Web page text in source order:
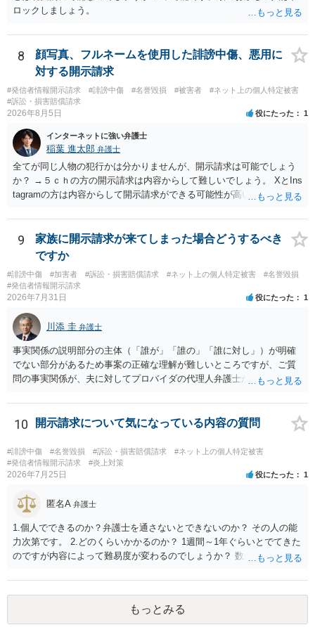
ロックしましょう。
8
顔写真、フルネームを使用した誹謗中傷、悪用に
対する開示請求
#発信者情報開示請求 #誹謗中傷 #名誉毀損 #被害者
#ネット上の個人特定被害
#訴訟・損害賠償請求
2026年8月5日 役にたった 1
インターネットに強い弁護士
稲葉 進太郎 弁護士
全てが同じ人物の犯行かは分かりませんが、開示請求は可能でしょう
か？ →５ｃｈの方の開示請求は内容からして難しいでしょう。 XとIns
tagramの方は内容からして開示請求ができる可能性が高いでしょう。
いでしょう。７月中にアカウントが削除されている場合、今から進め
ても失敗する可能性が高いように思われます。 相手を特定できた場
合、相手に全ての弁護士費用を負担させることは可能でしょうか？ →
訴訟外の交渉で相手方が認めれば負担させることができるでしょう。
訴訟で判決となった場合は、実際の弁護士費用が認められる場合と認
められない場合があり何ともいえないところでしょう。
9
家族に開示請求が来てしまった場合どうするべき
ですか
#誹謗中傷 #加害者 #訴訟・損害賠償請求 #ネット上の個人特定被害
#名誉毀損
#発信者情報開示請求
2026年7月31日 役にたった 1
川添 圭 弁護士
事実関係の説明部分の主体（「誰が」「誰の」「誰に対し」）が明確
でない部分があるため事案の正確な理解が難しいところですが、ご質
問の事実関係が、夫に対してプロバイダの代理人弁護士から発信者情
情報として夫の氏名と住所が開示され、開示請求者（の代理人弁護
士）が、夫に対して内容証明郵便を送ったり訴訟の提起がなされたり
る女性？）の代理人弁護士へ、実は投稿者があなたであるという内容
とともに、あなたから連絡することもあり得ます。 夫がクレーム電話
を入れた「相手方の法律事務所」というのがプロバイダの代理人の事
ですが、もし前者であれば、書類の再送要請にはあまり意味はなく、
要が出てきます。 あなたと夫との夫婦関係の状況（別居中なのか、夫
婦関係は良好なのか、あなたが夫へ嘘をついたのか等）がよくわから
ないところがあり、実際にどのような対応がベターなのかを正確に検
10 開示請求について気になっている内容の質問
#誹謗中傷 #名誉毀損 #訴訟・損害賠償請求
#ネット上の個人特定被害
#発信者情報開示請求
#炎上対策
2026年7月25日 役にたった 1
匿名A 弁護士
1.個人でできるのか？弁護士を通さないとできないのか？ その人の能
力次第です。 2.どのくらいかかるのか？ 1週間～1年ぐらいとでてきた
のですが内容によって難易度が変わるのでしょうか？ 数か月の印象が
中傷していないアカウントを開示請求してしまった場合はどうなるの
か？ 開示が通らないことはありうるでしょう。
もっとみる